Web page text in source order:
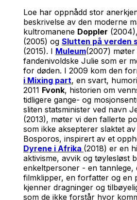
Loe har oppnådd stor
beskrivelse av den moderne
kultromanene Doppler (2004),
(2005) og Slutten på verden
(2015). I Muleum(2007) møter
fandenivoldske Julie som er
for døden. I 2009 kom den
i Mixing part, en svart,
2011 Fvonk, historien om
tidligere gange- og
sliten statsminister ved navn
(2013), møter vi den fallerte
som ikke aksepterer slaktet
Bosporos, inspirert av et
Dyrene i Afrika (2018) er en
aktivisme, avvik og tøylesløst
enkeltpersoner - en tannlege,
filmklipper, en forfatter og en
kjenner dragninger og
som de ikke forstår hvor